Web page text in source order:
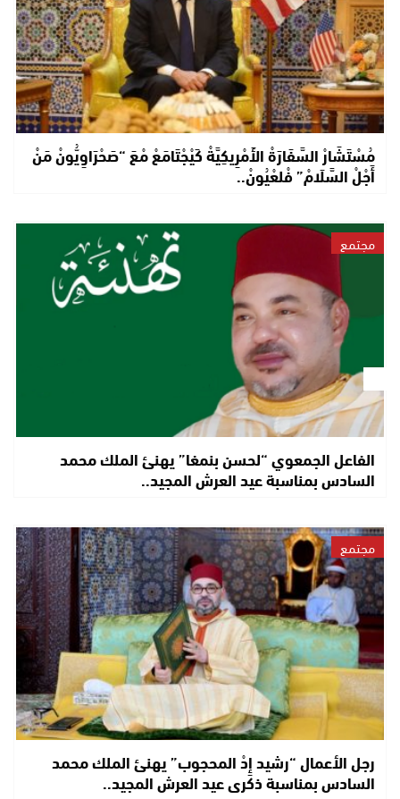
مُسْتَشَارْ السَّفَارَةْ الأَمْرِيكِيَّةْ كَيْجْتَامَعْ مْعَ “صَحْرَاوِيُّونْ مَنْ
أَجْلْ السَّلَامْ” فْلعْيُونْ..
مجتمع
الفاعل الجمعوي “لحسن بنمغا” يهنئ الملك محمد
السادس بمناسبة عيد العرش المجيد..
مجتمع
رجل الأعمال “رشيد إِدْ المحجوب” يهنئ الملك محمد
السادس بمناسبة ذكرى عيد العرش المجيد..